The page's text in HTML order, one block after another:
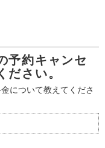
予約キャンセ
ださい。
について教えてくださ